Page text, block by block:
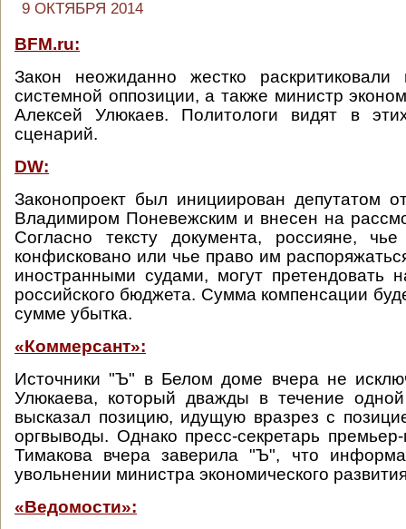
9 ОКТЯБРЯ 2014
BFM.ru:
Закон неожиданно жестко
системной оппозиции, а также министр
Алексей Улюкаев. Политологи видят в
сценарий.
DW:
Законопроект был инициирован депутатом
Владимиром Поневежским и внесен на
Согласно тексту документа, россияне,
конфисковано или чье право им
иностранными судами, могут претендовать
российского бюджета. Сумма компенсации
сумме убытка.
«Коммерсант»:
Источники "Ъ" в Белом доме вчера не
Улюкаева, который дважды в течение
высказал позицию, идущую вразрез с
оргвыводы. Однако пресс-секретарь
Тимакова вчера заверила "Ъ", что
увольнении министра экономического
«Ведомости»: